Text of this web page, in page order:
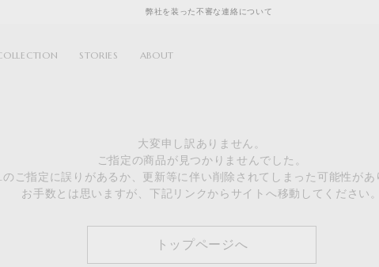
弊社を装った不審な連絡について
STORIES ABOUT
大変申し訳ありません。
ご指定の商品が見つかりませんでした。
のご指定に誤りがあるか、更新等に伴い削除されてしまった可能性があ
お手数とは思いますが、下記リンクからサイトへ移動してください。
トップページへ